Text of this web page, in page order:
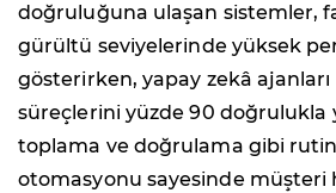
doğruluğuna ulaşan sistemler,
gürültü seviyelerinde yüksek
gösterirken, yapay zekâ ajanları
süreçlerini yüzde 90 doğrulukla
toplama ve doğrulama gibi
otomasyonu sayesinde müşteri